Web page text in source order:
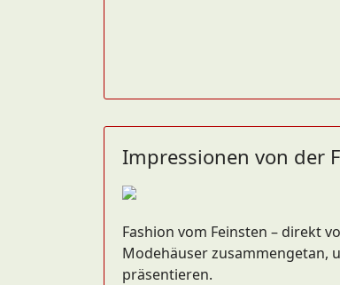
Impressionen von der
Fashion vom Feinsten – direkt
Modehäuser zusammengetan,
präsentieren.